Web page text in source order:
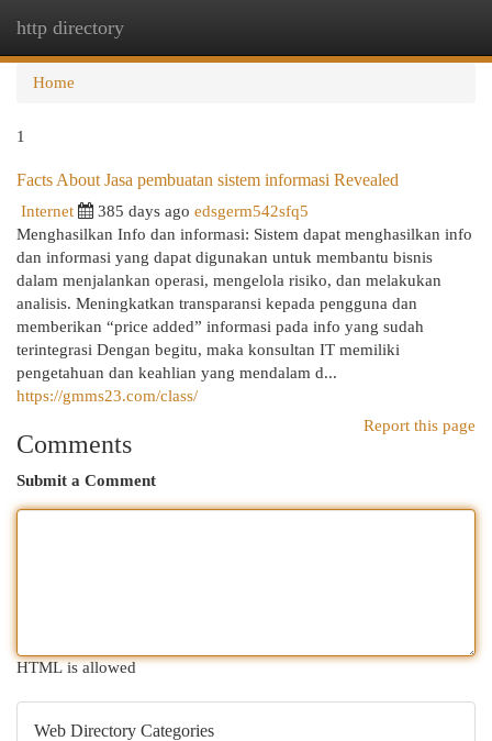
http directory
Home
1
Facts About Jasa pembuatan sistem informasi Revealed
Internet 385 days ago edsgerm542sfq5
Menghasilkan Info dan informasi: Sistem dapat menghasilkan info
dan informasi yang dapat digunakan untuk membantu bisnis
dalam menjalankan operasi, mengelola risiko, dan melakukan
analisis. Meningkatkan transparansi kepada pengguna dan
memberikan “price added” informasi pada info yang sudah
terintegrasi Dengan begitu, maka konsultan IT memiliki
pengetahuan dan keahlian yang mendalam d...
https://gmms23.com/class/
Report this page
Comments
Submit a Comment
HTML is allowed
Web Directory Categories